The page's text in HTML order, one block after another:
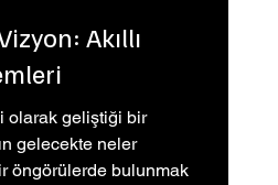
Akıllı
olarak geliştiği bir
gelecekte neler
öngörülerde bulunmak